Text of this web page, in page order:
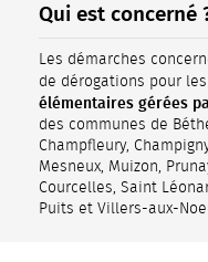
Qui est concerné
Les démarches
de dérogations pour les
élémentaires gérées
des communes de
Champfleury,
Mesneux, Muizon,
Courcelles, Saint
Puits et Villers-aux-